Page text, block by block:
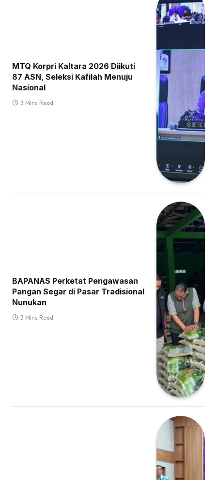
MTQ Korpri Kaltara 2026 Diikuti
87 ASN, Seleksi Kafilah Menuju
Nasional
3 Mins Read
BAPANAS Perketat Pengawasan
Pangan Segar di Pasar Tradisional
Nunukan
3 Mins Read